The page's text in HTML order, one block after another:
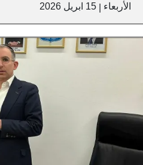
الأربعاء 15 ابريل 2026